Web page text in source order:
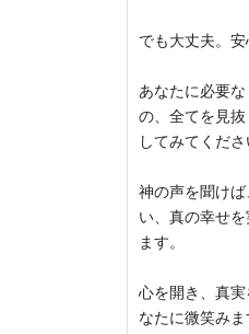
でも大丈夫。安
あなたに必要
の、全てを見抜
してみてくださ
神の声を聞け
い、真の幸せ
ます。
心を開き、真
なたに微笑み